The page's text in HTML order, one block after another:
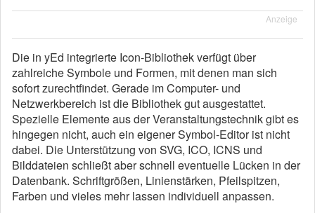
Anzeige
Die in yEd integrierte Icon-Bibliothek verfügt über
zahlreiche Symbole und Formen, mit denen man sich
sofort zurechtfindet. Gerade im Computer- und
Netzwerkbereich ist die Bibliothek gut ausgestattet.
Spezielle Elemente aus der Veranstaltungstechnik gibt es
hingegen nicht, auch ein eigener Symbol-Editor ist nicht
dabei. Die Unterstützung von SVG, ICO, ICNS und
Bilddateien schließt aber schnell eventuelle Lücken in der
Datenbank. Schriftgrößen, Linienstärken, Pfeilspitzen,
Farben und vieles mehr lassen individuell anpassen.